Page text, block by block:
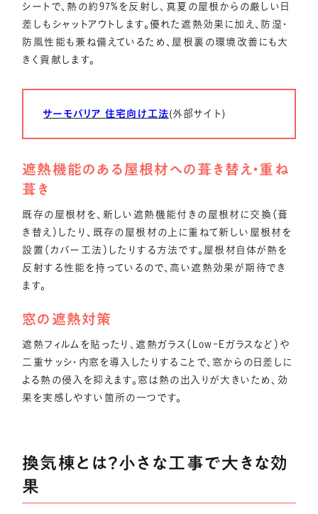
シートで、熱の約97%を反射し、真夏の屋根からの厳しい日
差しもシャットアウトします。優れた遮熱効果に加え、防湿・
防風性能も兼ね備えているため、屋根裏の環境改善にも大
きく貢献します。
サーモバリア 住宅向け工法(外部サイト)
遮熱機能のある屋根材への葺き替え・重ね
葺き
既存の屋根材を、新しい遮熱機能付きの屋根材に交換（葺
き替え）したり、既存の屋根材の上に重ねて新しい屋根材を
設置（カバー工法）したりする方法です。屋根材自体が熱を
反射する性能を持っているので、高い遮熱効果が期待でき
ます。
窓の遮熱対策
遮熱フィルムを貼ったり、遮熱ガラス（Low-Eガラスなど）や
二重サッシ・内窓を導入したりすることで、窓からの日差しに
よる熱の侵入を抑えます。窓は熱の出入りが大きいため、効
果を実感しやすい箇所の一つです。
換気棟とは？小さな工事で大きな効
果